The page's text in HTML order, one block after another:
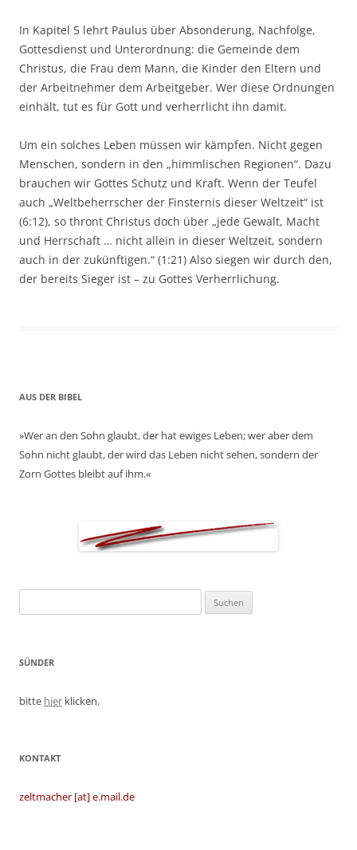
In Kapitel 5 lehrt Paulus über Absonderung, Nachfolge,
Gottesdienst und Unterordnung: die Gemeinde dem
Christus, die Frau dem Mann, die Kinder den Eltern und
der Arbeitnehmer dem Arbeitgeber. Wer diese Ordnungen
einhält, tut es für Gott und verherrlicht ihn damit.
Um ein solches Leben müssen wir kämpfen. Nicht gegen
Menschen, sondern in den „himmlischen Regionen“. Dazu
brauchen wir Gottes Schutz und Kraft. Wenn der Teufel
auch „Weltbeherrscher der Finsternis dieser Weltzeit“ ist
(6:12), so thront Christus doch über „jede Gewalt, Macht
und Herrschaft … nicht allein in dieser Weltzeit, sondern
auch in der zukünftigen.“ (1:21) Also siegen wir durch den,
der bereits Sieger ist – zu Gottes Verherrlichung.
AUS DER BIBEL
»Wer an den Sohn glaubt, der hat ewiges Leben; wer aber dem
Sohn nicht glaubt, der wird das Leben nicht sehen, sondern der
Zorn Gottes bleibt auf ihm.«
nach:
SÜNDER
bitte hier klicken.
KONTAKT
zeltmacher [at] e.mail.de